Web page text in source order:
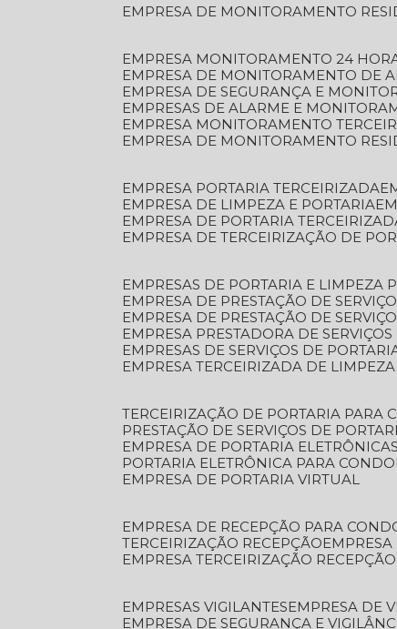
EMPRESA DE MONITORAMENTO
EMPRESA MONITORAMENTO 24
EMPRESA DE MONITORAMENTO DE
EMPRESA DE SEGURANÇA E
EMPRESAS DE ALARME E
EMPRESA MONITORAMENTO
EMPRESA DE MONITORAMENTO
EMPRESA PORTARIA TERCEIRIZADA
EMPRESA DE LIMPEZA E PORTARIA
EMPRESA DE PORTARIA
EMPRESA DE TERCEIRIZAÇÃO DE
EMPRESAS DE PORTARIA E LIMPEZA
EMPRESA DE PRESTAÇÃO DE
EMPRESA DE PRESTAÇÃO DE
EMPRESA PRESTADORA DE
EMPRESAS DE SERVIÇOS DE
EMPRESA TERCEIRIZADA DE
TERCEIRIZAÇÃO DE PORTARIA PARA
PRESTAÇÃO DE SERVIÇOS DE
EMPRESA DE PORTARIA ELETRÔNICA
PORTARIA ELETRÔNICA PARA
EMPRESA DE PORTARIA VIRTUAL
EMPRESA DE RECEPÇÃO PARA
TERCEIRIZAÇÃO RECEPÇÃO
EMPRESA TERCEIRIZAÇÃO RECEPÇÃO
EMPRESAS VIGILANTES
EMPRESA DE
EMPRESA DE SEGURANÇA E